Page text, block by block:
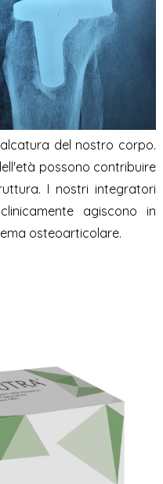
del nostro corpo.
possono contribuire
I nostri integratori
agiscono in
osteoarticolare.